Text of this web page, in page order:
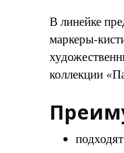
В линейке
маркеры-
коллекции